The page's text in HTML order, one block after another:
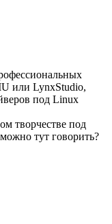
или LynxStudio,
под Linux
творчестве под
тут говорить?